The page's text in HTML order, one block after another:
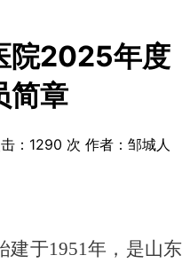
院2025年度
简章
： 1290 次 作者：邹城人
建于1951年，是山东